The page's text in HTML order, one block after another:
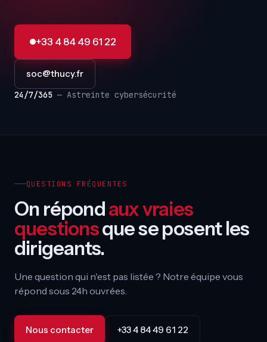
+33 4 84 49 61 22
soc@thucy.fr
24/7/365 — Astreinte cybersécurité
QUESTIONS FRÉQUENTES
On répondaux vraies
questionsque se posent les
dirigeants.
Une question qui n'est pas listée ? Notre équipe vous
répond sous 24h ouvrées.
Nous contacter +33 4 84 49 61 22